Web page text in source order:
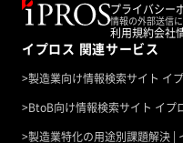
プライバシー
情報の外部送信
利用規約会社
イプロス 関連サービス
>製造業向け情報検索サイト イ
>BtoB向け情報検索サイト イプ
>製造業特化の用途別課題解決 |